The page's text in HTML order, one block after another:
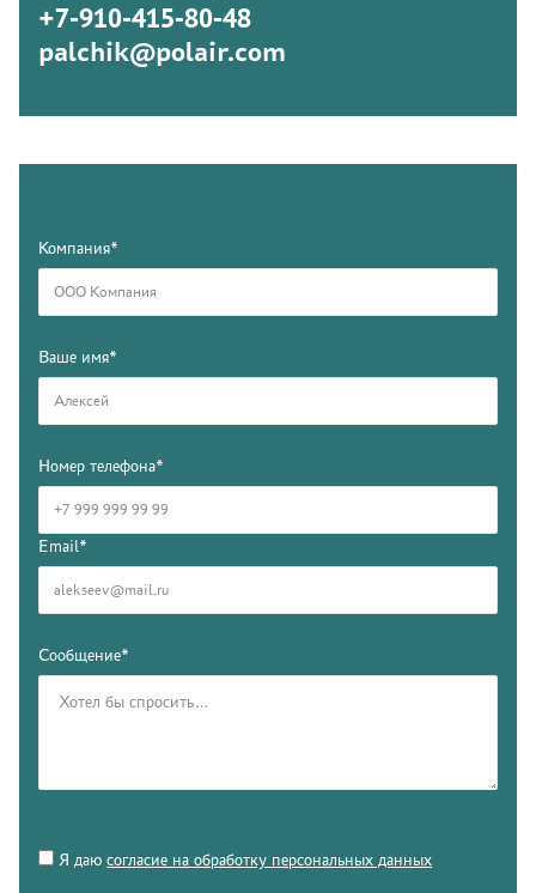
+7-910-415-80-48
palchik@polair.com
Компания*
Ваше имя*
Номер телефона*
Email*
Сообщение*
Я даю согласие на обработку персональных данных